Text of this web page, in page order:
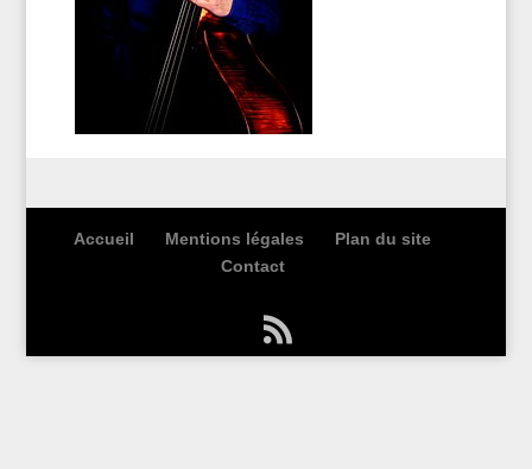
Accueil Mentions légales
Plan du site
Contact